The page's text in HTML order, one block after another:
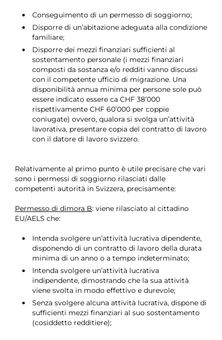
Conseguimento di un permesso di soggiorno;
Disporre di un’abitazione adeguata alla condizione
familiare;
Disporre dei mezzi finanziari sufficienti al
sostentamento personale (i mezzi finanziari
composti da sostanza e/o redditi vanno discussi
con il competente ufficio di migrazione. Una
disponibilità annua minima per persone sole può
essere indicato essere ca CHF 38’000
rispettivamente CHF 60’000 per coppie
coniugate) ovvero, qualora si svolga un’attività
lavorativa, presentare copia del contratto di lavoro
con il datore di lavoro svizzero.
Relativamente al primo punto è utile precisare che vari
sono i permessi di soggiorno rilasciati dalle
competenti autorità in Svizzera, precisamente:
Permesso di dimora B: viene rilasciato al cittadino
EU/AELS che:
Intenda svolgere un’attività lucrativa dipendente,
disponendo di un contratto di lavoro della durata
minima di un anno o a tempo indeterminato;
Intenda svolgere un’attività lucrativa
indipendente, dimostrando che la sua attività
viene svolta in modo effettivo e durevole;
Senza svolgere alcuna attività lucrativa, dispone di
sufficienti mezzi finanziari al suo sostentamento
(cosiddetto redditiere);